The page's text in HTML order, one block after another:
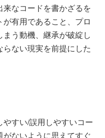
なコードを書かざるを
有用であること、プロ
う動機、継承が破綻し
ない現実を前提にした
すい/誤用しやすいコー
がないように思えてすぐ